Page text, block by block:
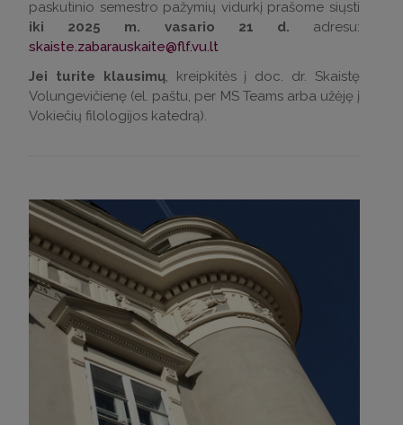
paskutinio semestro pažymių vidurkį prašome siųsti
iki 2025 m. vasario 21 d. adresu:
skaiste.zabarauskaite@flf.vu.lt
Jei turite klausimų, kreipkitės į doc. dr. Skaistę
Volungevičienę (el. paštu, per MS Teams arba užėję į
Vokiečių filologijos katedrą).